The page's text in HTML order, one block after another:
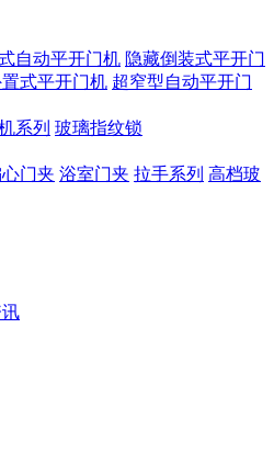
自动平开门机 隐藏倒装式平开门
式平开门机 超窄型自动平开门
系列 玻璃指纹锁
门夹 浴室门夹 拉手系列 高档玻